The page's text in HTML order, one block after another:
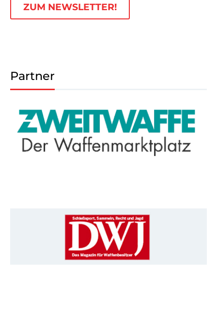
ZUM NEWSLETTER!
Partner